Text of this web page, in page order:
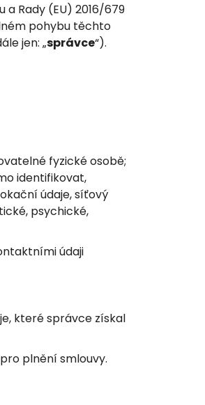
Rady (EU) 2016/679
pohybu těchto
jen: „správce“).
fyzické osobě;
identifikovat,
údaje, síťový
psychické,
údaji
které správce získal
plnění smlouvy.
Následující